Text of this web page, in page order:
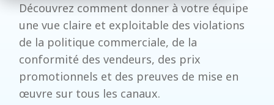
Découvrez comment donner à votre équipe
une vue claire et exploitable des violations
de la politique commerciale, de la
conformité des vendeurs, des prix
promotionnels et des preuves de mise en
œuvre sur tous les canaux.